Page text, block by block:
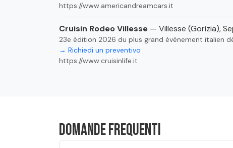
https://www.americandreamcars.it
Cruisin Rodeo Villesse — Villesse (Gorizia),
23e édition 2026 du plus grand événement italien
→ Richiedi un preventivo
https://www.cruisinlife.it
Domande frequenti